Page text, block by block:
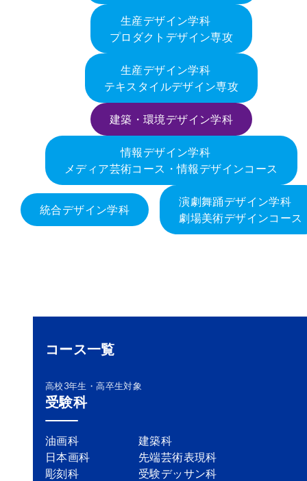
生産デザイン学科
プロダクトデザイン専攻
生産デザイン学科
テキスタイルデザイン専攻
建築・環境デザイン学科
情報デザイン学科
メディア芸術コース・情報デザインコース
統合デザイン学科
演劇舞踊デザイン学科
劇場美術デザインコース
コース一覧
高校3年生・高卒生対象
受験科
油画科
日本画科
彫刻科
建築科
先端芸術表現科
受験デッサン科